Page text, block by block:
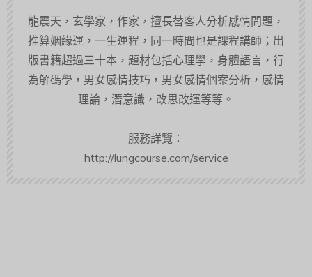
龍震天，玄學家，作家，擅長替客人分析感情問題，
推算姻緣運，一生運程，同一時間也是課程講師；出
版書籍超過三十本，題材包括心理學，身體語言，行
為解碼學，男女感情技巧，男女感情個案分析，感情
理論，潛意識，改思改運等等。
服務詳覽：
http://lungcourse.com/service